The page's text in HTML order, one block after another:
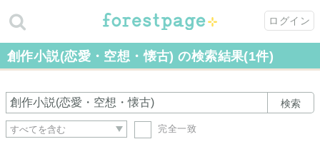
ログイン
創作小説(恋愛・空想・懐古) の検索結果(1件)
検索
完全一致